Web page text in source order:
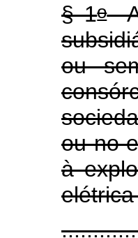
§ 1oA
ou
ou no
à